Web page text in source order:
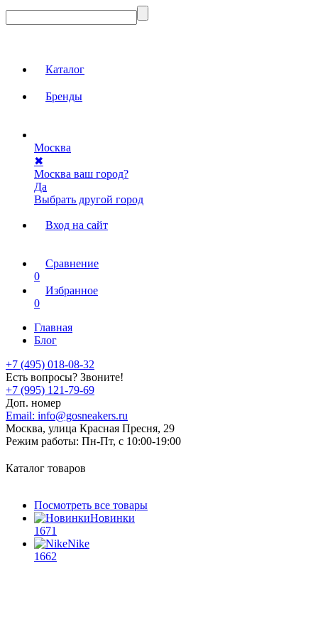
Каталог
Бренды
Москва
✖
Москва ваш город?
Да
Выбрать другой город
Вход на сайт
Сравнение
0
Избранное
0
Главная
Блог
+7 (495) 018-08-32
Есть вопросы? Звоните!
+7 (995) 121-79-69
Доп. номер
Email: info@gosneakers.ru
Москва, улица Красная Пресня, 29
Режим работы: Пн-Пт, с 10:00-19:00
Каталог товаров
Посмотреть все товары
Новинки
1671
Nike
1662